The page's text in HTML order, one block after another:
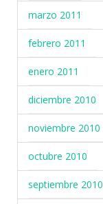
marzo 2011
febrero 2011
enero 2011
diciembre 2010
noviembre 2010
octubre 2010
septiembre 2010